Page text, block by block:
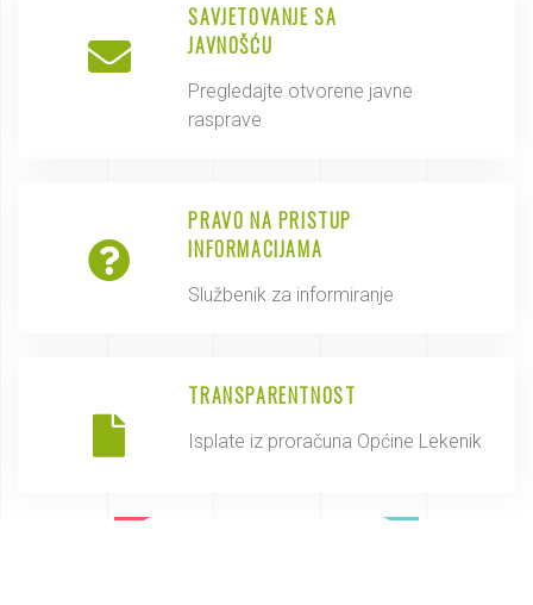
SAVJETOVANJE SA
JAVNOŠĆU
Pregledajte otvorene javne
rasprave
PRAVO NA PRISTUP
INFORMACIJAMA
Službenik za informiranje
TRANSPARENTNOST
Isplate iz proračuna Općine Lekenik